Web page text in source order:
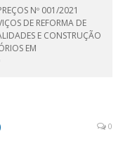
Nº 001/2021
DE REFORMA DE
E CONSTRUÇÃO
EM
0